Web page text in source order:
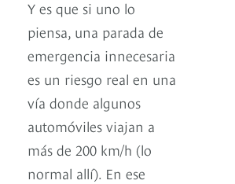
Y es que si uno lo
piensa, una parada de
emergencia innecesaria
es un riesgo real en una
vía donde algunos
automóviles viajan a
más de 200 km/h (lo
normal allí). En ese